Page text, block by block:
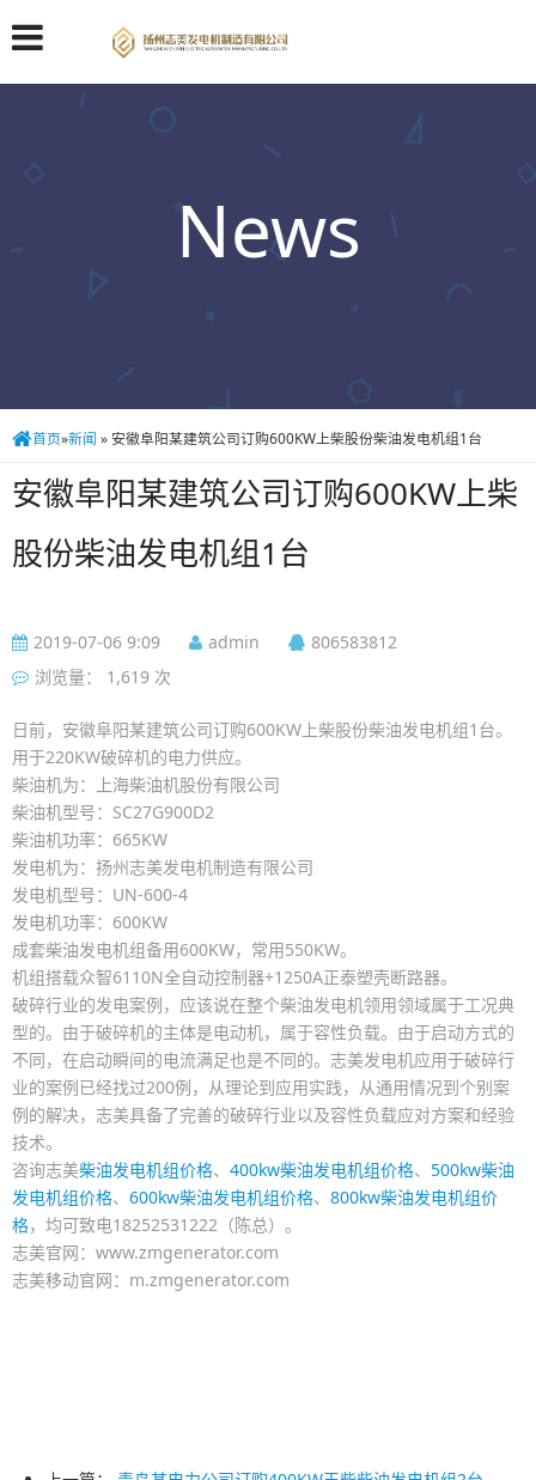
News
首页»新闻 »安徽阜阳某建筑公司订购600KW上柴股份柴油发电机组1台
安徽阜阳某建筑公司订购600KW上柴
股份柴油发电机组1台
2019-07-06 9:09 admin
806583812
浏览量： 1,619 次
日前，安徽阜阳某建筑公司订购600KW上柴股份柴油发电机组1台。
用于220KW破碎机的电力供应。
柴油机为：上海柴油机股份有限公司
柴油机型号：SC27G900D2
柴油机功率：665KW
发电机为：扬州志美发电机制造有限公司
发电机型号：UN-600-4
发电机功率：600KW
成套柴油发电机组备用600KW，常用550KW。
机组搭载众智6110N全自动控制器+1250A正泰塑壳断路器。
破碎行业的发电案例，应该说在整个柴油发电机领用领域属于工况典
型的。由于破碎机的主体是电动机，属于容性负载。由于启动方式的
不同，在启动瞬间的电流满足也是不同的。志美发电机应用于破碎行
业的案例已经找过200例，从理论到应用实践，从通用情况到个别案
例的解决，志美具备了完善的破碎行业以及容性负载应对方案和经验
技术。
咨询志美柴油发电机组价格、 400kw柴油发电机组价格、 500kw柴油
发电机组价格、 600kw柴油发电机组价格、 800kw柴油发电机组价
格，均可致电18252531222（陈总）。
志美官网：www.zmgenerator.com
志美移动官网：m.zmgenerator.com